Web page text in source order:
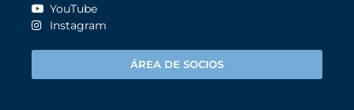
YouTube
Instagram
ÁREA DE SOCIOS